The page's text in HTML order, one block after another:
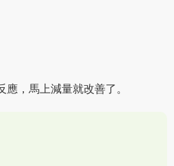
，馬上減量就改善了。